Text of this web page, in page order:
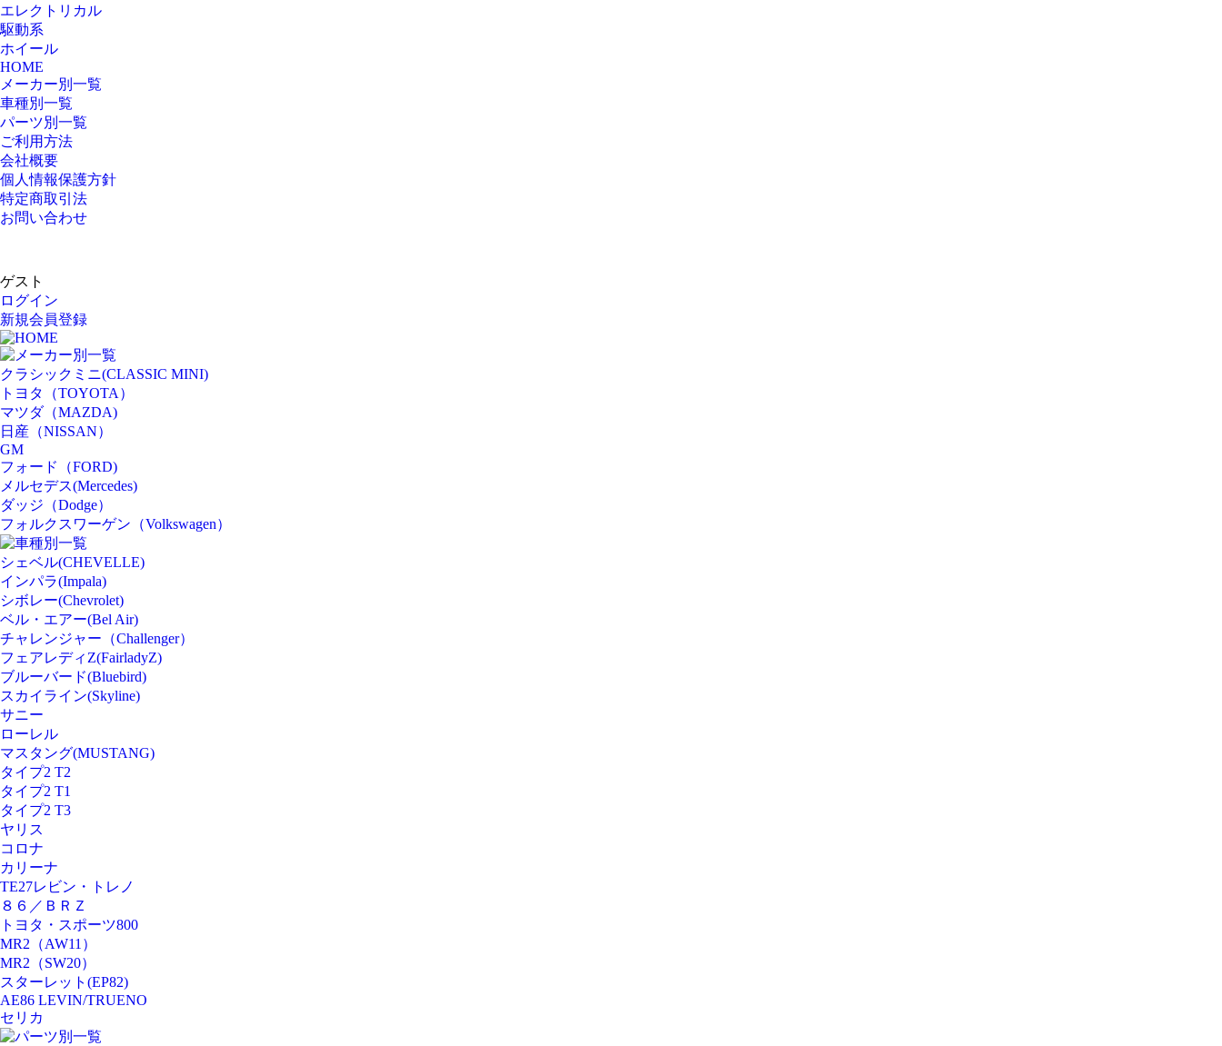
エレクトリカル
駆動系
ホイール
HOME
メーカー別一覧
車種別一覧
パーツ別一覧
ご利用方法
会社概要
個人情報保護方針
特定商取引法
お問い合わせ
ゲスト
ログイン
新規会員登録
HOME
メーカー別一覧
クラシックミニ(CLASSIC MINI)
トヨタ（TOYOTA）
マツダ（MAZDA)
日産（NISSAN）
GM
フォード（FORD)
メルセデス(Mercedes)
ダッジ（Dodge）
フォルクスワーゲン（Volkswagen）
車種別一覧
シェベル(CHEVELLE)
インパラ(Impala)
シボレー(Chevrolet)
ベル・エアー(Bel Air)
チャレンジャー（Challenger）
フェアレディZ(FairladyZ)
ブルーバード(Bluebird)
スカイライン(Skyline)
サニー
ローレル
マスタング(MUSTANG)
タイプ2 T2
タイプ2 T1
タイプ2 T3
ヤリス
コロナ
カリーナ
TE27レビン・トレノ
８６／ＢＲＺ
トヨタ・スポーツ800
MR2（AW11）
MR2（SW20）
スターレット(EP82)
AE86 LEVIN/TRUENO
セリカ
パーツ別一覧